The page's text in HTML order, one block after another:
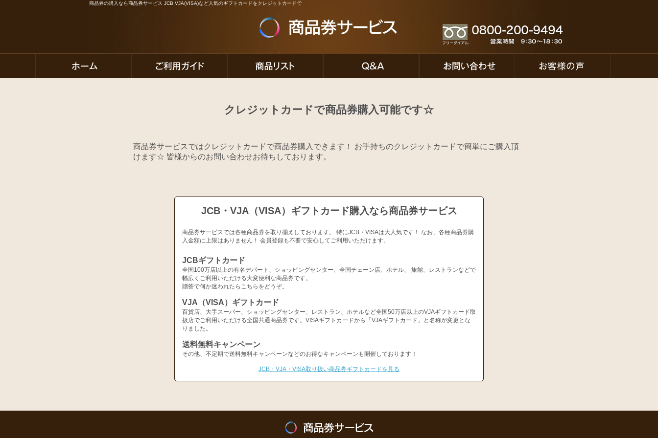
商品券の購入なら商品券サービス JCB VJA(VISA)など人気のギフトカードをクレジットカードで
クレジットカードで商品券購入可能です☆
商品券サービスではクレジットカードで商品券購入できます！ お手持ちのクレジットカードで簡単にご購入頂
けます☆ 皆様からのお問い合わせお待ちしております。
JCB・VJA（VISA）ギフトカード購入なら商品券サービス
商品券サービスでは各種商品券を取り揃えしております。 特にJCB・VISAは大人気です！ なお、各種商品券購
入金額に上限はありません！ 会員登録も不要で安心してご利用いただけます。
JCBギフトカード
全国100万店以上の有名デパート、ショッピングセンター、全国チェーン店、ホテル、 旅館、レストランなどで
幅広くご利用いただける大変便利な商品券です。
贈答で何か迷われたらこちらをどうぞ。
VJA（VISA）ギフトカード
百貨店、大手スーパー、ショッピングセンター、レストラン、ホテルなど全国50万店以上のVJAギフトカード取
扱店でご利用いただける全国共通商品券です。VISAギフトカードから「VJAギフトカード」と名称が変更とな
りました。
送料無料キャンペーン
その他、不定期で送料無料キャンペーンなどのお得なキャンペーンも開催しております！
JCB・VJA・VISA取り扱い商品券ギフトカードを見る